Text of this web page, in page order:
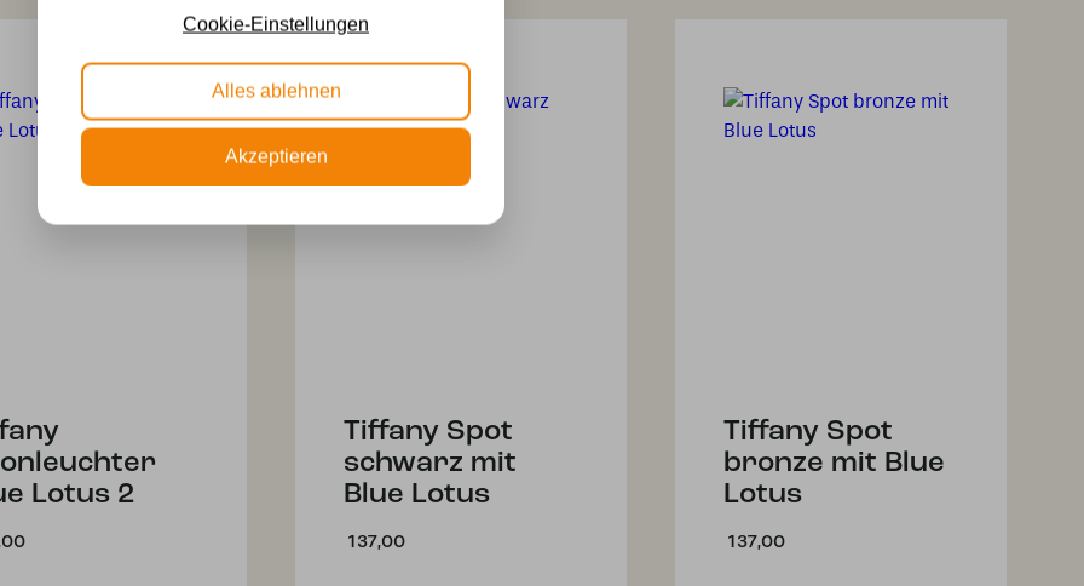
Lotus 2
Tiffany Spot
schwarz mit
Blue Lotus
137,00
Tiffany Spot
bronze mit Blue
Lotus
137,00
Cookie-Einstellungen
Alles ablehnen
Akzeptieren